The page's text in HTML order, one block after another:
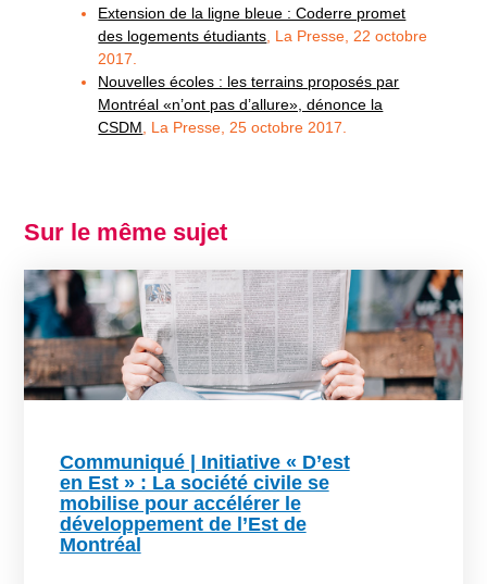
Extension de la ligne bleue : Coderre promet
des logements étudiants , La Presse, 22 octobre
2017.
Nouvelles écoles : les terrains proposés par
Montréal «n’ont pas d’allure», dénonce la
CSDM , La Presse, 25 octobre 2017.
Sur le même sujet
Communiqué | Initiative « D’est
en Est » : La société civile se
mobilise pour accélérer le
développement de l’Est de
Montréal